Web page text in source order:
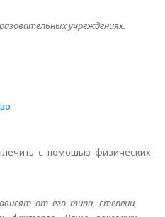
учреждениях.
с помошью физических
от его типа, степени,